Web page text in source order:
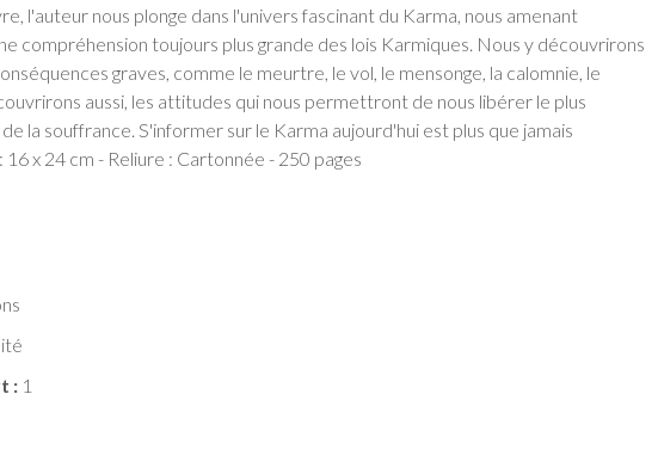
l'auteur nous plonge dans l'univers fascinant du Karma, nous amenant
compréhension toujours plus grande des lois Karmiques. Nous y découvrirons
graves, comme le meurtre, le vol, le mensonge, la calomnie, le
aussi, les attitudes qui nous permettront de nous libérer le plus
la souffrance. S'informer sur le Karma aujourd'hui est plus que jamais
x 24 cm - Reliure : Cartonnée - 250 pages
: 1